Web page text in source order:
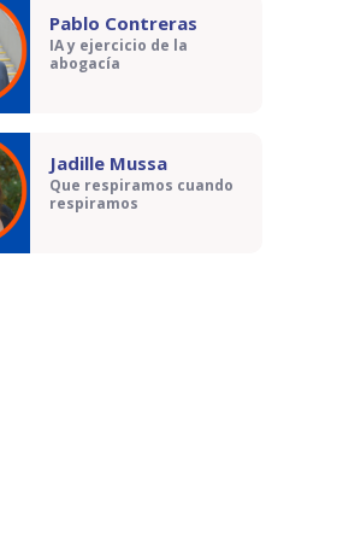
Pablo Contreras
IA y ejercicio de la
abogacía
Jadille Mussa
Que respiramos cuando
respiramos